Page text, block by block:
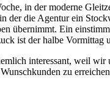
in der moderne
der die Agentur ein
übernimmt. Ein
ist der halbe Vormittag
interessant, weil
zu